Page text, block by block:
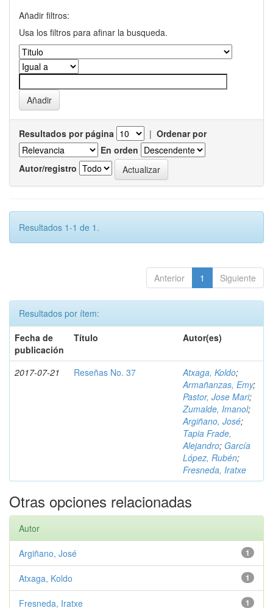
Añadir filtros:
Usa los filtros para afinar la busqueda.
Resultados por página | Ordenar por
En orden
Autor/registro
Resultados 1-1 de 1.
Anterior 1 Siguiente
Resultados por ítem:
Fecha de
publicación
Título Autor(es)
2017-07-21 Reseñas No. 37 Atxaga, Koldo;
Armañanzas, Emy;
Pastor, Jose Mari;
Zumalde, Imanol;
Argiñano, José;
Tapia Frade,
Alejandro; García
López, Rubén;
Fresneda, Iratxe
Otras opciones relacionadas
Autor
1
Argiñano, José
1
Atxaga, Koldo
1
Fresneda, Iratxe